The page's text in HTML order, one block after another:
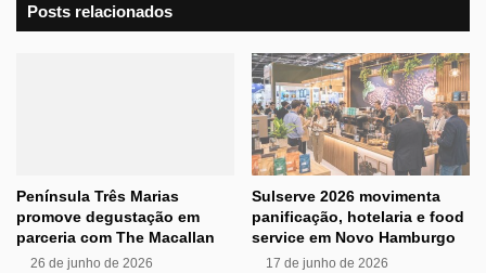
Posts relacionados
Península Três Marias
promove degustação em
parceria com The Macallan
26 de junho de 2026
Sulserve 2026 movimenta
panificação, hotelaria e food
service em Novo Hamburgo
17 de junho de 2026